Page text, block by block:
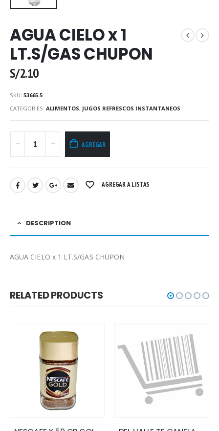
AGUA CIELO x 1
LT.S/GAS CHUPON
S/2.10
SKU: 53665.5
CATEGORIES: ALIMENTOS, JUGOS REFRESCOS INSTANTANEOS
AGREGAR
AGREGAR A LISTAS
DESCRIPTION
AGUA CIELO x 1 LT.S/GAS CHUPON
RELATED PRODUCTS